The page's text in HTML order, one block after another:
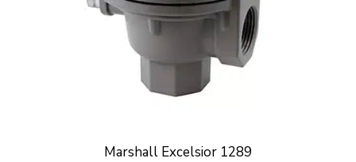
Marshall Excelsior 1289